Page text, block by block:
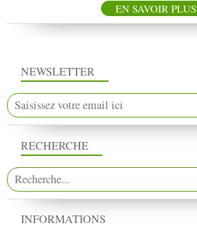
EN SAVOIR PLUS
NEWSLETTER
RECHERCHE
INFORMATIONS